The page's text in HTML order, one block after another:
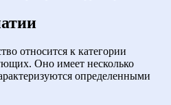
относится к категории
Оно имеет несколько
определенными